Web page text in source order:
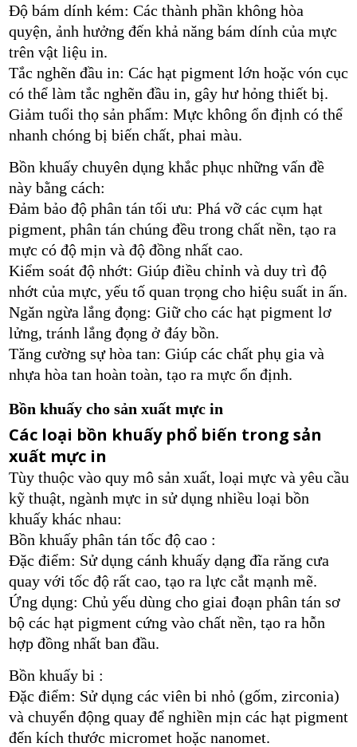
Độ bám dính kém: Các thành phần không hòa
quyện, ảnh hưởng đến khả năng bám dính của mực
trên vật liệu in.
Tắc nghẽn đầu in: Các hạt pigment lớn hoặc vón cục
có thể làm tắc nghẽn đầu in, gây hư hỏng thiết bị.
Giảm tuổi thọ sản phẩm: Mực không ổn định có thể
nhanh chóng bị biến chất, phai màu.
Bồn khuấy chuyên dụng khắc phục những vấn đề
này bằng cách:
Đảm bảo độ phân tán tối ưu: Phá vỡ các cụm hạt
pigment, phân tán chúng đều trong chất nền, tạo ra
mực có độ mịn và độ đồng nhất cao.
Kiểm soát độ nhớt: Giúp điều chỉnh và duy trì độ
nhớt của mực, yếu tố quan trọng cho hiệu suất in ấn.
Ngăn ngừa lắng đọng: Giữ cho các hạt pigment lơ
lửng, tránh lắng đọng ở đáy bồn.
Tăng cường sự hòa tan: Giúp các chất phụ gia và
nhựa hòa tan hoàn toàn, tạo ra mực ổn định.
Bồn khuấy cho sản xuất mực in
Các loại bồn khuấy phổ biến trong sản
xuất mực in
Tùy thuộc vào quy mô sản xuất, loại mực và yêu cầu
kỹ thuật, ngành mực in sử dụng nhiều loại bồn
khuấy khác nhau:
Bồn khuấy phân tán tốc độ cao :
Đặc điểm: Sử dụng cánh khuấy dạng đĩa răng cưa
quay với tốc độ rất cao, tạo ra lực cắt mạnh mẽ.
Ứng dụng: Chủ yếu dùng cho giai đoạn phân tán sơ
bộ các hạt pigment cứng vào chất nền, tạo ra hỗn
hợp đồng nhất ban đầu.
Bồn khuấy bi :
Đặc điểm: Sử dụng các viên bi nhỏ (gốm, zirconia)
và chuyển động quay để nghiền mịn các hạt pigment
đến kích thước micromet hoặc nanomet.